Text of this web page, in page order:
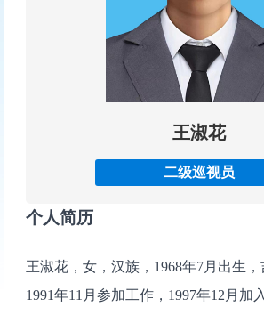
王淑花
二级巡视员
个人简历
王淑花，女，汉族，1968年7月出生，
1991年11月参加工作，1997年12月加